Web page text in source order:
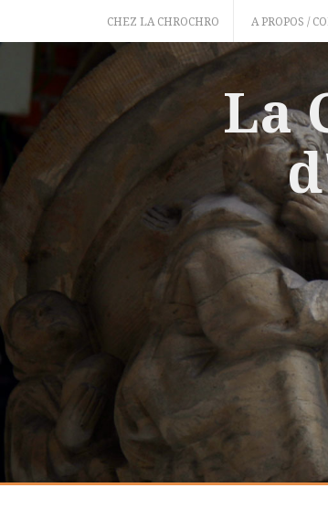
content
CHEZ LA CHROCHRO A PROPOS /
La